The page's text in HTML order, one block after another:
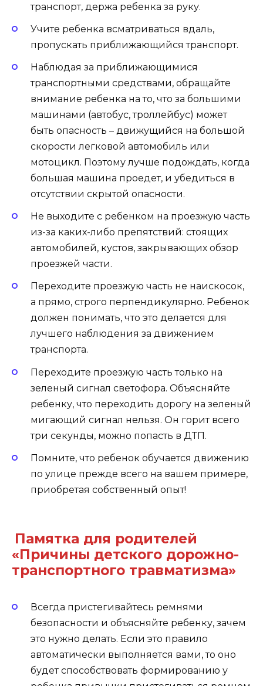
транспорт, держа ребенка за руку.
Учите ребенка всматриваться вдаль,
пропускать приближающийся транспорт.
Наблюдая за приближающимися
транспортными средствами, обращайте
внимание ребенка на то, что за большими
машинами (автобус, троллейбус) может
быть опасность – движущийся на большой
скорости легковой автомобиль или
мотоцикл. Поэтому лучше подождать, когда
большая машина проедет, и убедиться в
отсутствии скрытой опасности.
Не выходите с ребенком на проезжую часть
из-за каких-либо препятствий: стоящих
автомобилей, кустов, закрывающих обзор
проезжей части.
Переходите проезжую часть не наискосок,
а прямо, строго перпендикулярно. Ребенок
должен понимать, что это делается для
лучшего наблюдения за движением
транспорта.
Переходите проезжую часть только на
зеленый сигнал светофора. Объясняйте
ребенку, что переходить дорогу на зеленый
мигающий сигнал нельзя. Он горит всего
три секунды, можно попасть в ДТП.
Помните, что ребенок обучается движению
по улице прежде всего на вашем примере,
приобретая собственный опыт!
Памятка для родителей
«Причины детского дорожно-
транспортного травматизма»
Всегда пристегивайтесь ремнями
безопасности и объясняйте ребенку, зачем
это нужно делать. Если это правило
автоматически выполняется вами, то оно
будет способствовать формированию у